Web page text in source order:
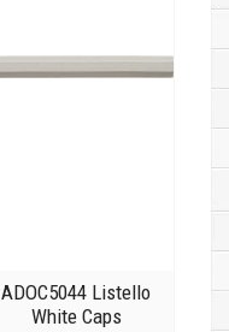
ADOC5044 Listello
White Caps